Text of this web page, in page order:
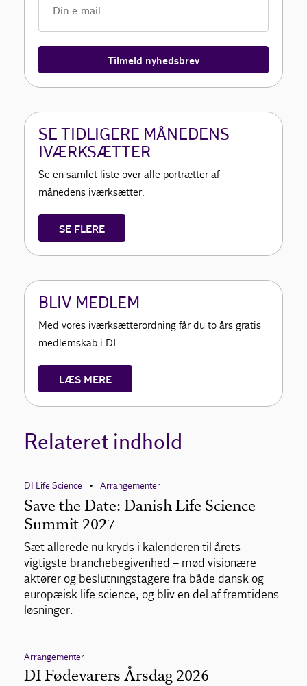
Tilmeld nyhedsbrev
SE TIDLIGERE MÅNEDENS
IVÆRKSÆTTER
Se en samlet liste over alle portrætter af
månedens iværksætter.
SE FLERE
BLIV MEDLEM
Med vores iværksætterordning får du to års gratis
medlemskab i DI.
LÆS MERE
Relateret indhold
DI Life Science • Arrangementer
Save the Date: Danish Life Science
Summit 2027
Sæt allerede nu kryds i kalenderen til årets
vigtigste branchebegivenhed – mød visionære
aktører og beslutningstagere fra både dansk og
europæisk life science, og bliv en del af fremtidens
løsninger.
Arrangementer
DI Fødevarers Årsdag 2026